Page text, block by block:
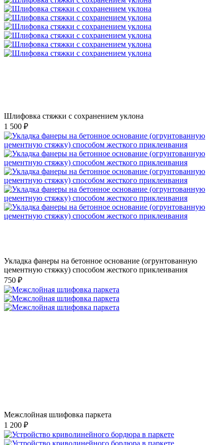
Шлифовка стяжки с сохранением уклона
1 500 ₽
Укладка фанеры на бетонное основание (огрунтованную
цементную стяжку) способом жесткого приклеивания
750 ₽
Межслойная шлифовка паркета
1 200 ₽